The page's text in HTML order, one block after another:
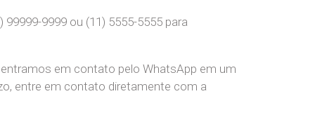
9999 ou (11) 5555-5555 para
em contato pelo WhatsApp em um
entre em contato diretamente com a